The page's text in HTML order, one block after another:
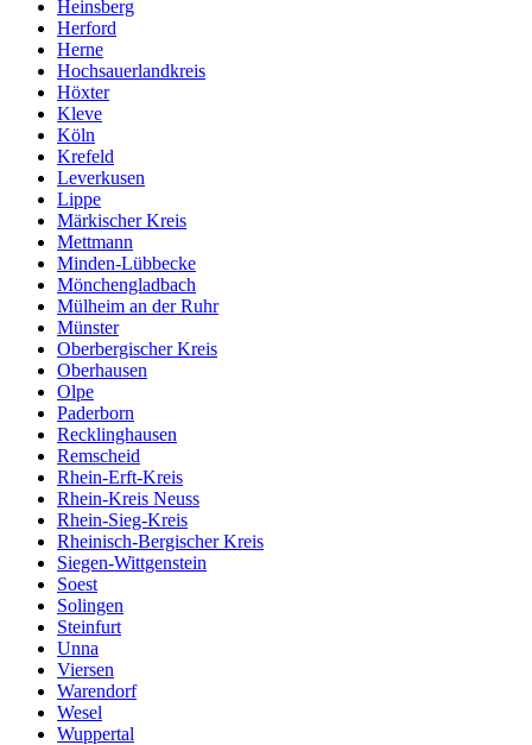
Heinsberg
Herford
Herne
Hochsauerlandkreis
Höxter
Kleve
Köln
Krefeld
Leverkusen
Lippe
Märkischer Kreis
Mettmann
Minden-Lübbecke
Mönchengladbach
Mülheim an der Ruhr
Münster
Oberbergischer Kreis
Oberhausen
Olpe
Paderborn
Recklinghausen
Remscheid
Rhein-Erft-Kreis
Rhein-Kreis Neuss
Rhein-Sieg-Kreis
Rheinisch-Bergischer Kreis
Siegen-Wittgenstein
Soest
Solingen
Steinfurt
Unna
Viersen
Warendorf
Wesel
Wuppertal